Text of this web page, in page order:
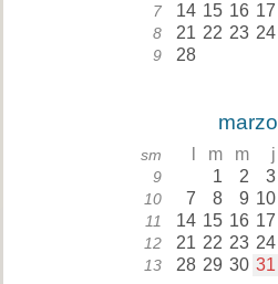
7 14 15 16 17
8 21 22 23 24
9 28
marzo
sm m m j
9 1 2 3
10 7 8 9 10
11 14 15 16 17
12 21 22 23 24
13 28 29 30 31